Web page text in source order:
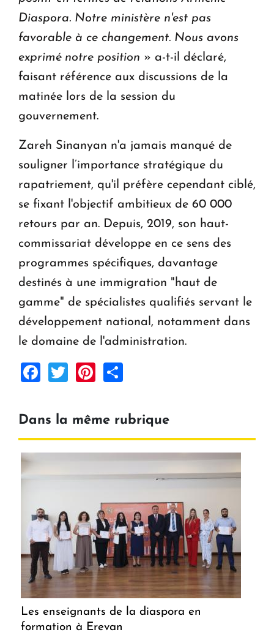
Diaspora. Notre ministère n'est pas
favorable à ce changement. Nous avons
exprimé notre position » a-t-il déclaré,
faisant référence aux discussions de la
matinée lors de la session du
gouvernement.
Zareh Sinanyan n'a jamais manqué de
souligner l’importance stratégique du
rapatriement, qu'il préfère cependant ciblé,
se fixant l'objectif ambitieux de 60 000
retours par an. Depuis, 2019, son haut-
commissariat développe en ce sens des
programmes spécifiques, davantage
destinés à une immigration "haut de
gamme" de spécialistes qualifiés servant le
développement national, notamment dans
le domaine de l'administration.
Facebook
TwitterPinterest
Dans la même rubrique
Les enseignants de la diaspora en
formation à Erevan